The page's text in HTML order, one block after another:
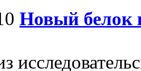
Новый белок